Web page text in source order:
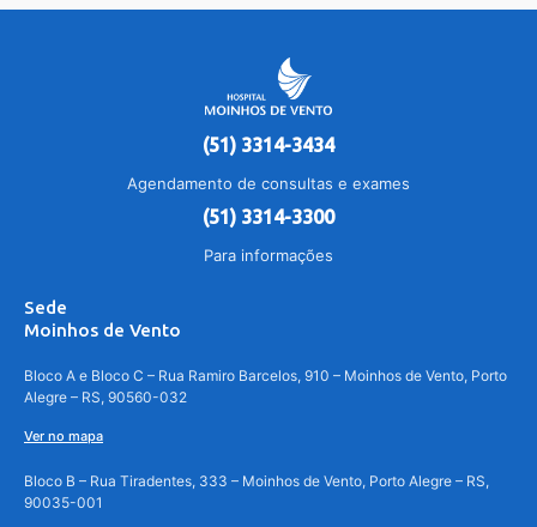
(51) 3314-3434
Agendamento de consultas e exames
(51) 3314-3300
Para informações
Sede
Moinhos de Vento
Bloco A e Bloco C – Rua Ramiro Barcelos, 910 – Moinhos de Vento, Porto
Alegre – RS, 90560-032
Ver no mapa
Bloco B – Rua Tiradentes, 333 – Moinhos de Vento, Porto Alegre – RS,
90035-001